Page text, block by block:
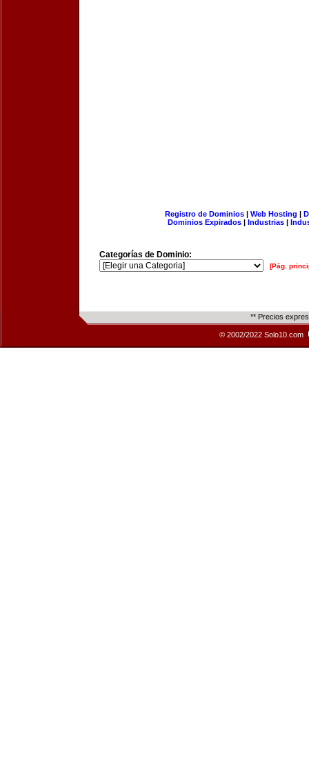
Registro de Dominios| Web Hosting |
Dominios Expirados | Industrias |
Categorías de Dominio:
[Pág.
** Precios
© 2002/2022 Solo10.com